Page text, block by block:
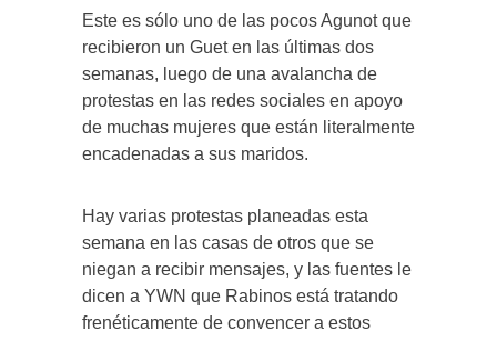
Este es sólo uno de las pocos Agunot que
recibieron un Guet en las últimas dos
semanas, luego de una avalancha de
protestas en las redes sociales en apoyo
de muchas mujeres que están literalmente
encadenadas a sus maridos.
Hay varias protestas planeadas esta
semana en las casas de otros que se
niegan a recibir mensajes, y las fuentes le
dicen a YWN que Rabinos está tratando
frenéticamente de convencer a estos